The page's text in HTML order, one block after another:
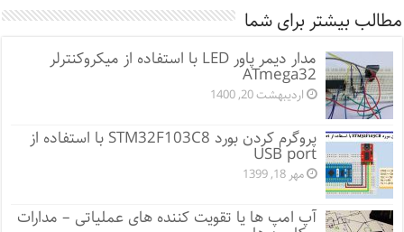
مطالب بیشتر برای شما
مدار دیمر پاور LED با استفاده از میکروکنترلر
ATmega32
اردیبهشت 20, 1400
پروگرم کردن بورد STM32F103C8 با استفاده از
USB port
مهر 18, 1399
آپ امپ ها یا تقویت کننده های عملیاتی – مدارات